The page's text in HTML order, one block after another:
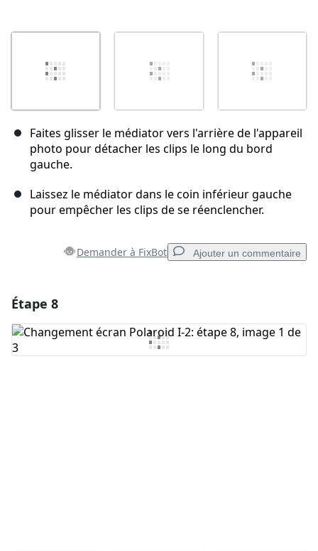
Faites glisser le médiator vers l'arrière de l'appareil
photo pour détacher les clips le long du bord
gauche.
Laissez le médiator dans le coin inférieur gauche
pour empêcher les clips de se réenclencher.
Demander à FixBot Ajouter un commentaire
Ajouter un commentaire
Étape 8